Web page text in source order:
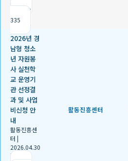
조회
335
2026년 경
남형 청소
년 자원봉
사 실천학
교 운영기
관 선정결
과 및 사업
비신청 안
내
활동진흥센
터 |
2026.04.30
|
활동진흥센터